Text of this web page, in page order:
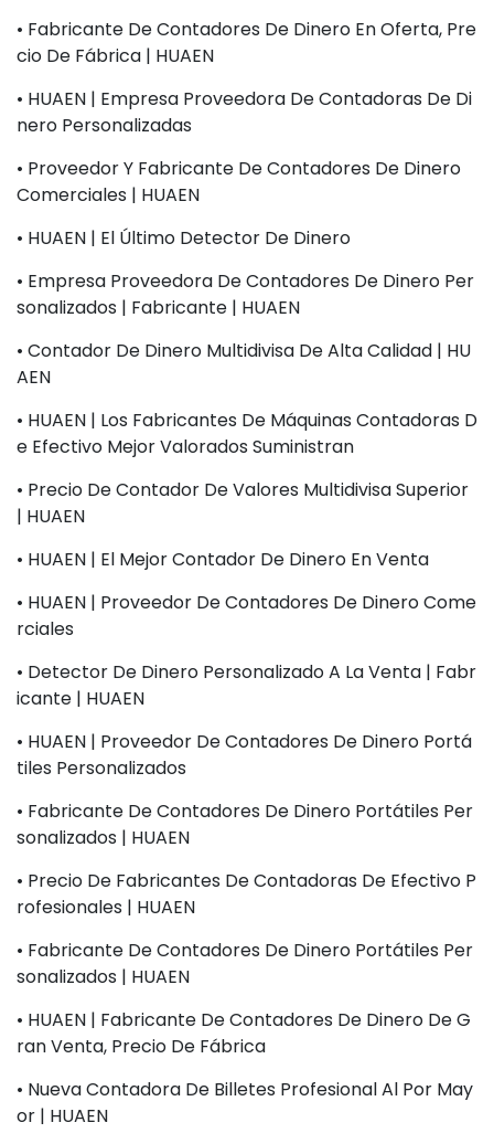
• Fabricante De Contadores De Dinero En Oferta, Pre
Cio De Fábrica | HUAEN
• HUAEN | Empresa Proveedora De Contadoras De Di
Nero Personalizadas
• Proveedor Y Fabricante De Contadores De Dinero
Comerciales | HUAEN
• HUAEN | El Último Detector De Dinero
• Empresa Proveedora De Contadores De Dinero Per
Sonalizados | Fabricante | HUAEN
• Contador De Dinero Multidivisa De Alta Calidad | HU
AEN
• HUAEN | Los Fabricantes De Máquinas Contadoras D
E Efectivo Mejor Valorados Suministran
• Precio De Contador De Valores Multidivisa Superior
| HUAEN
• HUAEN | El Mejor Contador De Dinero En Venta
• HUAEN | Proveedor De Contadores De Dinero Come
Rciales
• Detector De Dinero Personalizado A La Venta | Fabr
Icante | HUAEN
• HUAEN | Proveedor De Contadores De Dinero Portá
Tiles Personalizados
• Fabricante De Contadores De Dinero Portátiles Per
Sonalizados | HUAEN
• Precio De Fabricantes De Contadoras De Efectivo P
Rofesionales | HUAEN
• Fabricante De Contadores De Dinero Portátiles Per
Sonalizados | HUAEN
• HUAEN | Fabricante De Contadores De Dinero De G
Ran Venta, Precio De Fábrica
• Nueva Contadora De Billetes Profesional Al Por May
Or | HUAEN